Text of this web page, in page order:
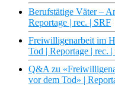
Berufstätige Väter –
Reportage | rec. | SRF
Freiwilligenarbeit im
Tod | Reportage | rec.
Q&A zu
vor dem Tod» |